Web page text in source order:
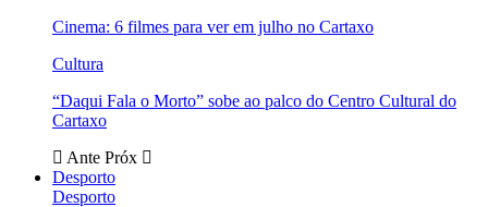
Cinema: 6 filmes para ver em julho no Cartaxo
Cultura
“Daqui Fala o Morto” sobe ao palco do Centro Cultural do
Cartaxo
Ante Próx
Desporto
Desporto